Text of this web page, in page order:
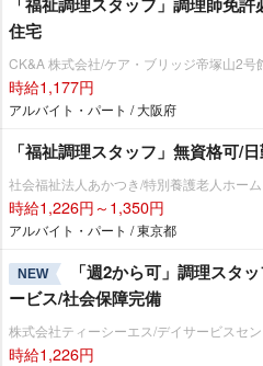
住宅
CK&A 株式会社/ケア・ブリッジ帝塚山2号
時給1,177円
アルバイト・パート / 大阪府
「福祉調理スタッフ」無資格可/
社会福祉法人あかつき/特別養護老人ホー
時給1,226円～1,350円
アルバイト・パート / 東京都
NEW
「週2から可」調理スタ
ービス/社会保障完備
株式会社ティーシーエス/デイサービスセ
時給1,226円